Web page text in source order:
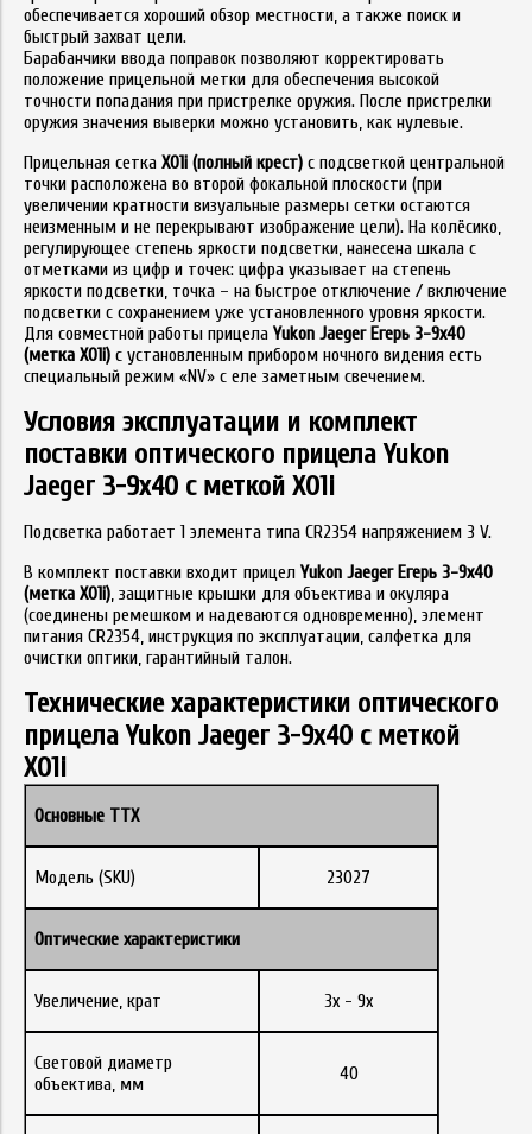
обеспечивается хороший обзор местности, а также поиск и
быстрый захват цели.
Барабанчики ввода поправок позволяют корректировать
положение прицельной метки для обеспечения высокой
точности попадания при пристрелке оружия. После пристрелки
оружия значения выверки можно установить, как нулевые.
Прицельная сетка X01i (полный крест) с подсветкой центральной
точки расположена во второй фокальной плоскости (при
увеличении кратности визуальные размеры сетки остаются
неизменным и не перекрывают изображение цели). На колёсико,
регулирующее степень яркости подсветки, нанесена шкала с
отметками из цифр и точек: цифра указывает на степень
яркости подсветки, точка – на быстрое отключение / включение
подсветки с сохранением уже установленного уровня яркости.
Для совместной работы прицела Yukon Jaeger Егерь 3-9х40
(метка X01i) с установленным прибором ночного видения есть
специальный режим «NV» с еле заметным свечением.
Условия эксплуатации и комплект
поставки оптического прицела Yukon
Jaeger 3-9x40 с меткой X01i
Подсветка работает 1 элемента типа CR2354 напряжением 3 V.
В комплект поставки входит прицел Yukon Jaeger Егерь 3-9х40
(метка X01i), защитные крышки для объектива и окуляра
(соединены ремешком и надеваются одновременно), элемент
питания CR2354, инструкция по эксплуатации, салфетка для
очистки оптики, гарантийный талон.
Технические характеристики оптического
прицела Yukon Jaeger 3-9x40 с меткой
X01i
Основные ТТХ
Модель (SKU) 23027
Оптические характеристики
Увеличение, крат 3х - 9х
Световой диаметр
объектива, мм
40